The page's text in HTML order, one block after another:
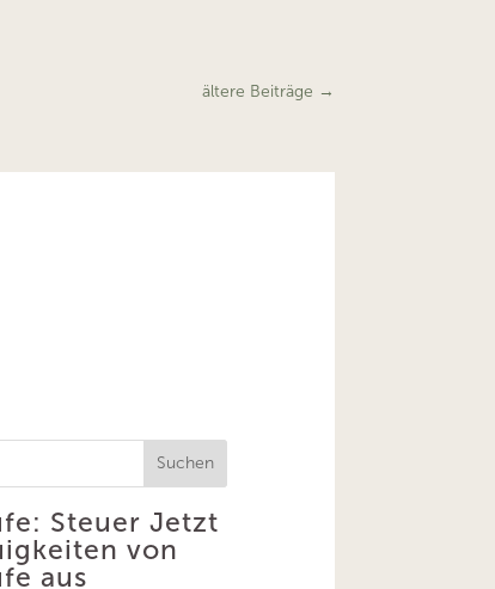
ältere Beiträge →
Suchen
Steuer Jetzt
von
aus